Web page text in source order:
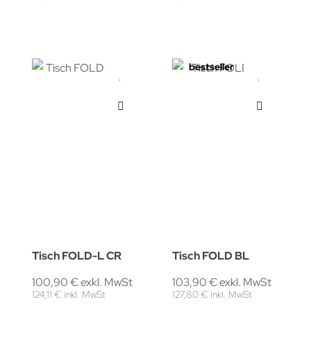
Tisch FOLD-L CR
100,90 € exkl. MwSt
124,11 € inkl. MwSt
bestseller
Tisch FOLD BL
103,90 € exkl. MwSt
127,80 € inkl. MwSt